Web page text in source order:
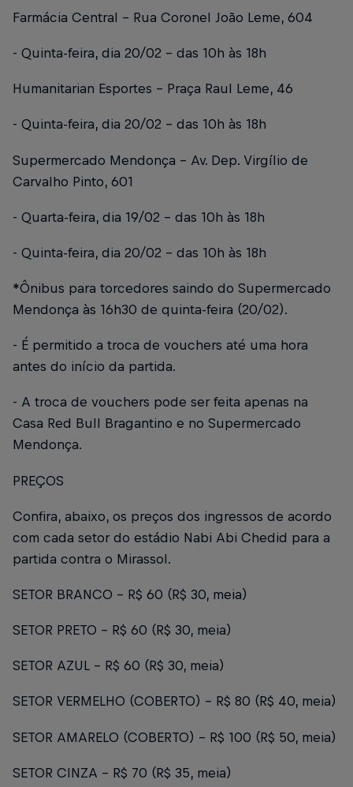
Farmácia Central - Rua Coronel João Leme, 604
- Quinta-feira, dia 20/02 - das 10h às 18h
Humanitarian Esportes - Praça Raul Leme, 46
- Quinta-feira, dia 20/02 - das 10h às 18h
Supermercado Mendonça - Av. Dep. Virgílio de
Carvalho Pinto, 601
- Quarta-feira, dia 19/02 - das 10h às 18h
- Quinta-feira, dia 20/02 - das 10h às 18h
*Ônibus para torcedores saindo do Supermercado
Mendonça às 16h30 de quinta-feira (20/02).
- É permitido a troca de vouchers até uma hora
antes do início da partida.
- A troca de vouchers pode ser feita apenas na
Casa Red Bull Bragantino e no Supermercado
Mendonça.
PREÇOS
Confira, abaixo, os preços dos ingressos de acordo
com cada setor do estádio Nabi Abi Chedid para a
partida contra o Mirassol.
SETOR BRANCO - R$ 60 (R$ 30, meia)
SETOR PRETO - R$ 60 (R$ 30, meia)
SETOR AZUL - R$ 60 (R$ 30, meia)
SETOR VERMELHO (COBERTO) - R$ 80 (R$ 40, meia)
SETOR AMARELO (COBERTO) - R$ 100 (R$ 50, meia)
SETOR CINZA - R$ 70 (R$ 35, meia)